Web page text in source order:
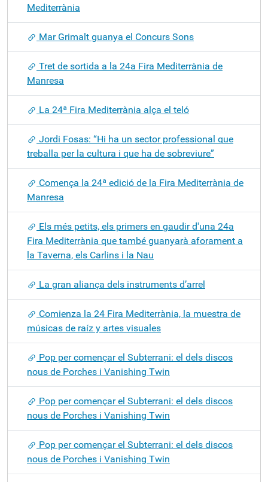
Mediterrània
Mar Grimalt guanya el Concurs Sons
Tret de sortida a la 24a Fira Mediterrània de
Manresa
La 24ª Fira Mediterrània alça el teló
Jordi Fosas: “Hi ha un sector professional que
treballa per la cultura i que ha de sobreviure”
Comença la 24ª edició de la Fira Mediterrània de
Manresa
Els més petits, els primers en gaudir d'una 24a
Fira Mediterrània que també guanyarà aforament a
la Taverna, els Carlins i la Nau
La gran aliança dels instruments d’arrel
Comienza la 24 Fira Mediterrània, la muestra de
músicas de raíz y artes visuales
Pop per començar el Subterrani: el dels discos
nous de Porches i Vanishing Twin
Pop per començar el Subterrani: el dels discos
nous de Porches i Vanishing Twin
Pop per començar el Subterrani: el dels discos
nous de Porches i Vanishing Twin